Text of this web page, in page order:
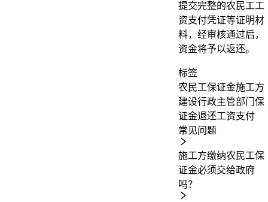
提交完整的农民工工
资支付凭证等证明材
料，经审核通过后，
资金将予以返还。
标签
农民工保证金施工方
建设行政主管部门 保
证金退还工资支付
常见问题
施工方缴纳农民工保
证金必须交给政府
吗？